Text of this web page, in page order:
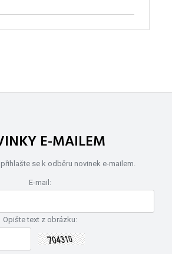
E-MAILEM
se k odběru novinek e-mailem.
E-mail:
Opište text z obrázku: